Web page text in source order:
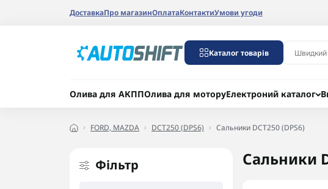
ДоставкаПро магазинОплатаКонтактиУмови угоди
Каталог товарів
Олива для АКППОлива для моторуЕлектроний каталог
FORD, MAZDA DCT250 (DPS6) Сальники DCT250 (DPS6)
Фільтр Сальники